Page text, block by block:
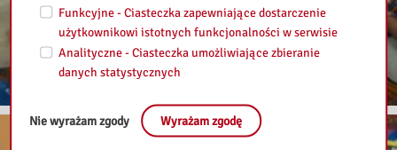
Funkcyjne - Ciasteczka zapewniające dostarczenie
użytkownikowi istotnych funkcjonalności w serwisie
Analityczne - Ciasteczka umożliwiające zbieranie
danych statystycznych
Nie wyrażam zgody Wyrażam zgodę